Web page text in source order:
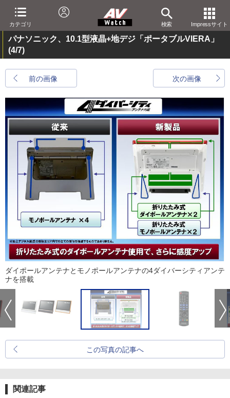
カテゴリ 検索 Impressサイト
パナソニック、10.1型液晶+地デジ「ポータブルVIERA」
(4/7)
前の画像 次の画像
ダイポールアンテナとモノポールアンテナの4ダイバーシティアンテ
ナを搭載
この写真の記事へ
関連記事